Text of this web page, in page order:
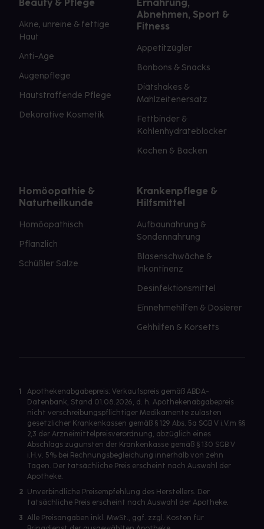
Beauty & Pflege
Akne, unreine & fettige
Haut
Anti-Age
Augenpflege
Hautstraffende Pflege
Dekorative Kosmetik
Ernährung,
Abnehmen, Sport &
Fitness
Appetitzügler
Bonbons & Snacks
Diätshakes &
Mahlzeitenersatz
Fettbinder &
Kohlenhydrateblocker
Kochen & Backen
Homöopathie &
Naturheilkunde
Homöopathisch
Pflanzlich
Schüßler Salze
Krankenpflege &
Hilfsmittel
Aufbaunahrung &
Sondennahrung
Blasenschwäche &
Inkontinenz
Desinfektionsmittel
Einnehmehilfen & Dosierer
Gehhilfen & Korsetts
1
Apothekenabgabepreis: Verkaufspreis gemäß ABDA-
Datenbank, Stand 01.08.2026, d. h. Apothekenabgabepreis
nicht verschreibungspflichtiger Medikamente zulasten
gesetzlicher Krankenkassen gemäß § 129 Abs. 5a SGB V i.V.m §§
2,3 der Arzneimittelpreisverordnung, abzüglich eines
Abschlags zugunsten der Krankenkasse gemäß § 130 SGB V
i.H.v. 5% bei Rechnungsbegleichung innerhalb von zehn
Tagen. Der tatsächliche Preis erscheint nach Auswahl der
Apotheke.
2 Unverbindliche Preisempfehlung des Herstellers. Der
tatsächliche Preis erscheint nach Auswahl der Apotheke.
3 Alle Preisangaben inkl. MwSt., ggf. zzgl. Kosten für